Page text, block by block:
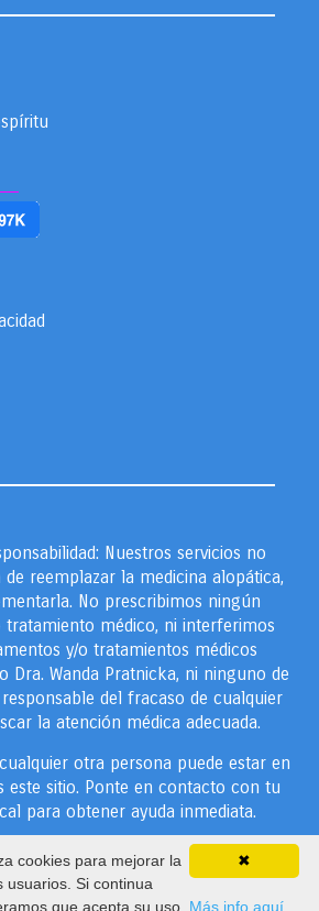
Nuestros servicios no
reemplazar la medicina alopática,
No prescribimos ningún
tratamiento médico, ni interferimos
y/o tratamientos médicos
Dra. Wanda Pratnicka, ni ninguno de
del fracaso de cualquier
la atención médica adecuada.
otra persona puede estar en
este sitio. Ponte en contacto con tu
para obtener ayuda inmediata.
2025 por la Fundación Dra. Wanda
los derechos reservados.
✖
cookies para mejorar la
usuarios. Si continua
que acepta su uso. Más info aquí